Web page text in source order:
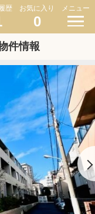
歴 お気に入り
0
メニュー
件情報